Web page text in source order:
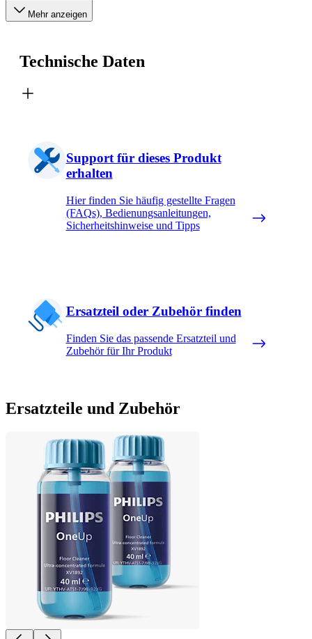
Mehr anzeigen
Technische Daten
Support für dieses Produkt
erhalten
Hier finden Sie häufig gestellte Fragen
(FAQs), Bedienungsanleitungen,
Sicherheitshinweise und Tipps
Ersatzteil oder Zubehör finden
Finden Sie das passende Ersatzteil und
Zubehör für Ihr Produkt
Ersatzteile und Zubehör